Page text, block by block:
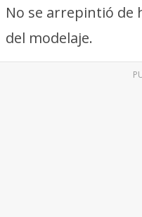
No se arrepintió de
del modelaje.